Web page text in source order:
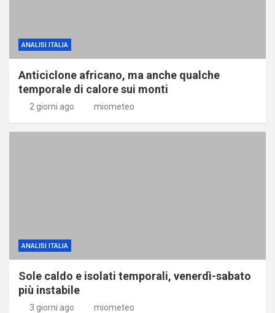
ANALISI ITALIA
Anticiclone africano, ma anche qualche
temporale di calore sui monti
2 giorni ago miometeo
ANALISI ITALIA
Sole caldo e isolati temporali, venerdì-sabato
più instabile
3 giorni ago miometeo